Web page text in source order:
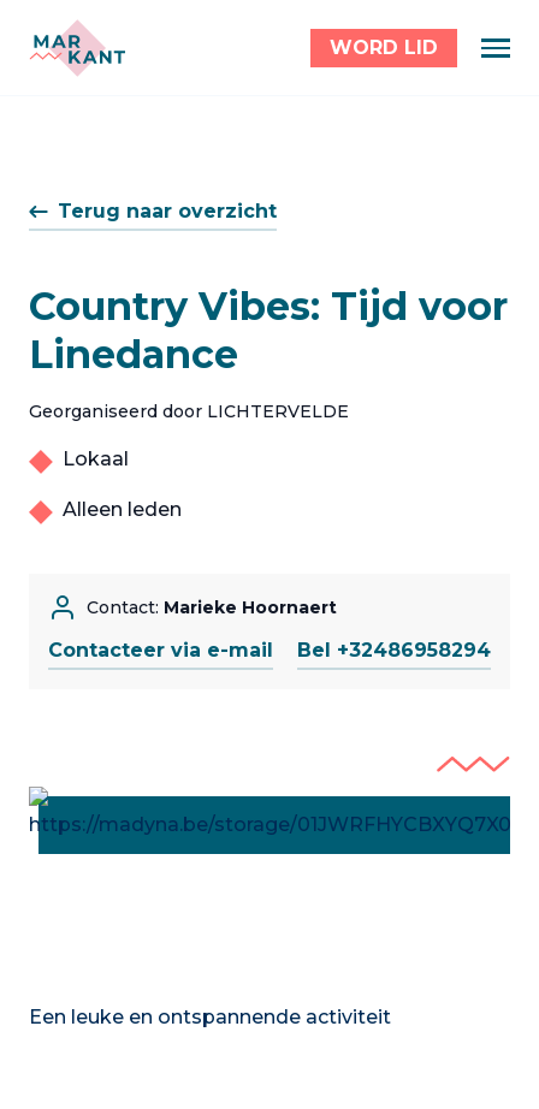
WORD LID
Terug naar overzicht
Country Vibes: Tijd voor
Linedance
Georganiseerd door LICHTERVELDE
Lokaal
Alleen leden
Contact: Marieke Hoornaert
Contacteer via e-mail Bel +32486958294
Een leuke en ontspannende activiteit